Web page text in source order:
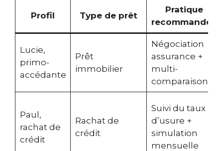
Profil Type de prêt
Pratique
recommandée
Lucie,
primo-
accédante
Prêt
immobilier
Négociation
assurance +
multi-
comparaison
Paul,
rachat de
crédit
Rachat de
crédit
Suivi du taux
d’usure +
simulation
mensuelle